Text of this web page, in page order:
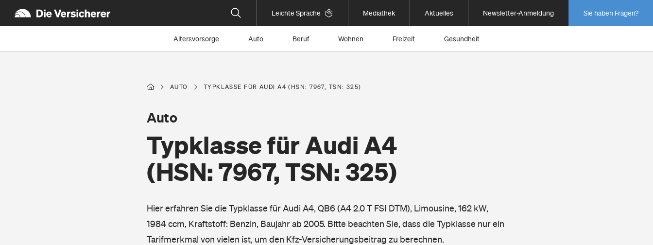
Leichte Sprache Mediathek Aktuelles Newsletter-Anmeldung Sie haben Fragen?
Altersvorsorge Auto Beruf Wohnen Freizeit Gesundheit
AUTO TYPKLASSE FÜR AUDI A4 (HSN: 7967, TSN: 325)
Typklasse für Audi A4
(HSN: 7967, TSN: 325)
Auto
Hier erfahren Sie die Typklasse für Audi A4, QB6 (A4 2.0 T FSI DTM), Limousine, 162 kW,
1984 ccm, Kraftstoff: Benzin, Baujahr ab 2005. Bitte beachten Sie, dass die Typklasse nur ein
Tarifmerkmal von vielen ist, um den Kfz-Versicherungsbeitrag zu berechnen.